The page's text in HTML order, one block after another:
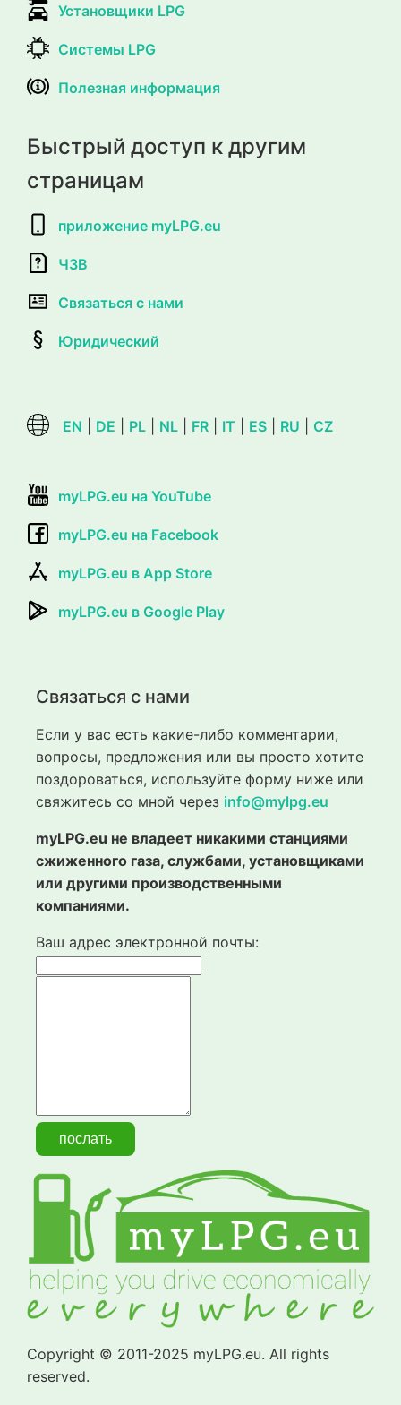
Установщики LPG
Системы LPG
Полезная информация
Быстрый доступ к другим
страницам
приложение myLPG.eu
ЧЗВ
Связаться с нами
Юридический
EN DE PL NL FR IT ES RU CZ
myLPG.eu на YouTube
myLPG.eu на Facebook
myLPG.eu в App Store
myLPG.eu в Google Play
Связаться с нами
Если у вас есть какие-либо комментарии,
вопросы, предложения или вы просто хотите
поздороваться, используйте форму ниже или
свяжитесь со мной через info@mylpg.eu
myLPG.eu не владеет никакими станциями
сжиженного газа, службами, установщиками
или другими производственными
компаниями.
Ваш адрес электронной почты:
Copyright © 2011-2025 myLPG.eu. All rights
reserved.